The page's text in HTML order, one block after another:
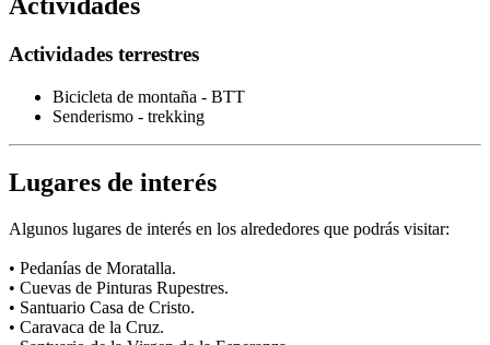
Actividades terrestres
Bicicleta de montaña - BTT
Senderismo - trekking
Lugares de interés
Algunos lugares de interés en los alrededores que podrás visitar:
• Pedanías de Moratalla.
• Cuevas de Pinturas Rupestres.
• Santuario Casa de Cristo.
• Caravaca de la Cruz.